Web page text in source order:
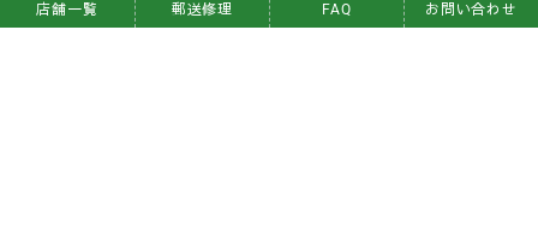
福岡県
店舗一覧 郵送修理 FAQ お問い合わせ